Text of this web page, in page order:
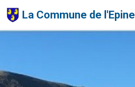
La Commune de l'Epine